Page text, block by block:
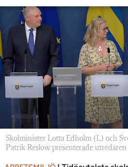
Skolminister Lotta Edholm (L) och
Patrik Reslow presenterade utredaren